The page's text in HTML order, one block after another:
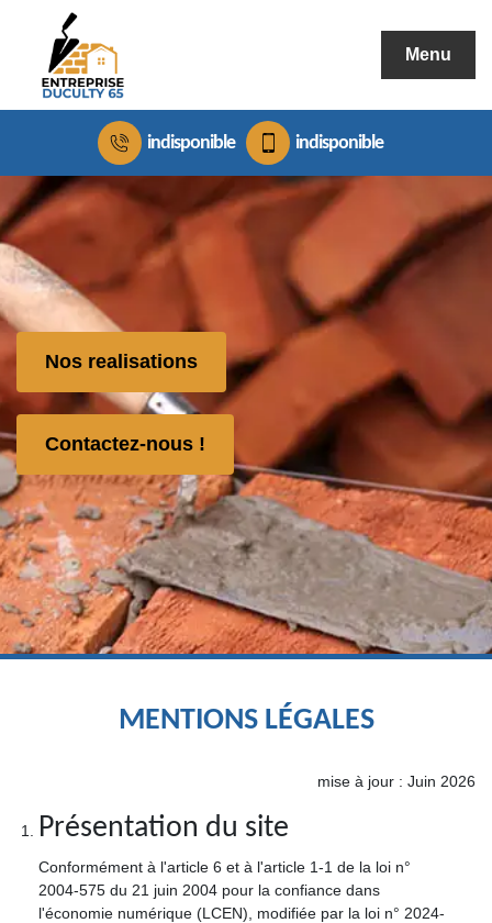
Menu
indisponible indisponible
Nos realisations
Contactez-nous !
MENTIONS LÉGALES
mise à jour : Juin 2026
Présentation du site
Conformément à l'article 6 et à l'article 1-1 de la loi n°
2004-575 du 21 juin 2004 pour la confiance dans
l'économie numérique (LCEN), modifiée par la loi n° 2024-